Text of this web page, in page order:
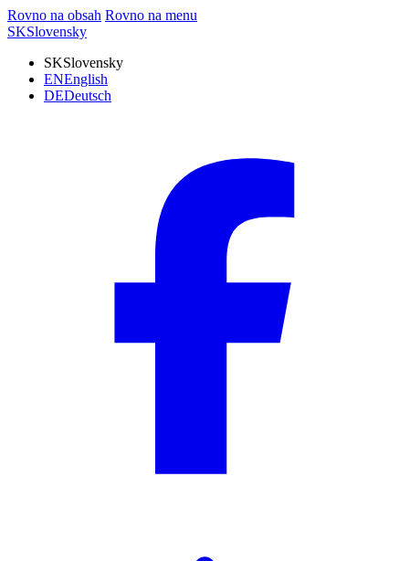
Rovno na obsah Rovno na menu
SKSlovensky
SKSlovensky
ENEnglish
DEDeutsch